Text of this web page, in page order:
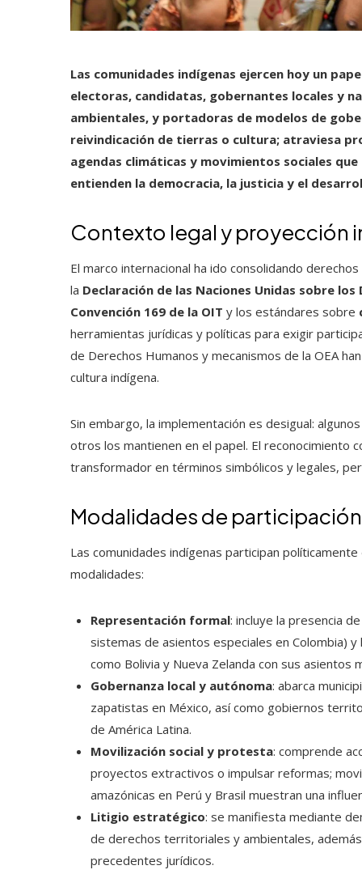
Las comunidades indígenas ejercen hoy un
electoras, candidatas, gobernantes locales y
ambientales, y portadoras de modelos de
reivindicación de tierras o cultura; atraviesa
agendas climáticas y movimientos sociales
entienden la democracia, la justicia y el
Contexto legal y proyección
El marco internacional ha ido consolidando
la Declaración de las Naciones Unidas sobre
Convención 169 de la OIT y los estándares sobre
herramientas jurídicas y políticas para exigir
de Derechos Humanos y mecanismos de la OEA
cultura indígena.
Sin embargo, la implementación es desigual:
otros los mantienen en el papel. El reconocimiento
transformador en términos simbólicos y legales,
Modalidades de
Las comunidades indígenas participan
modalidades:
Representación formal: incluye la presencia
sistemas de asientos especiales en Colombia)
como Bolivia y Nueva Zelanda con sus asientos
Gobernanza local y autónoma: abarca
zapatistas en México, así como gobiernos
de América Latina.
Movilización social y protesta: comprende
proyectos extractivos o impulsar reformas;
amazónicas en Perú y Brasil muestran una
Litigio estratégico: se manifiesta mediante
de derechos territoriales y ambientales,
precedentes jurídicos.